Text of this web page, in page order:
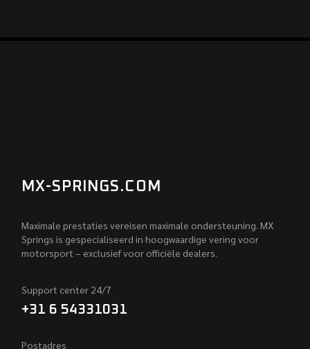
MX-SPRINGS.COM
Maximale prestaties vereisen maximale ondersteuning. MX
Springs is gespecialiseerd in hoogwaardige vering voor
motorsport – exclusief voor officiële dealers.
Support center 24/7
+31 6 54331031
Postadres